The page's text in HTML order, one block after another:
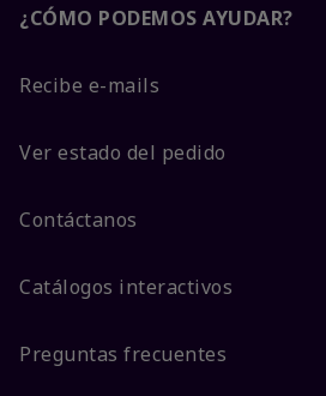
¿CÓMO PODEMOS AYUDAR?
Recibe e-mails
Ver estado del pedido
Contáctanos
Catálogos interactivos
Preguntas frecuentes